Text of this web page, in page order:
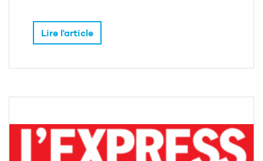
Lire l'article